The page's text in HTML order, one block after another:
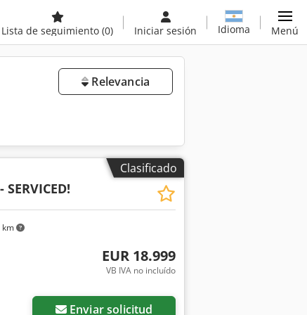
Lista de seguimiento (0) Iniciar sesión Idioma Menú
Relevancia
Clasificado
SERVICED!
EUR 18.999
VB IVA no incluído
Enviar solicitud